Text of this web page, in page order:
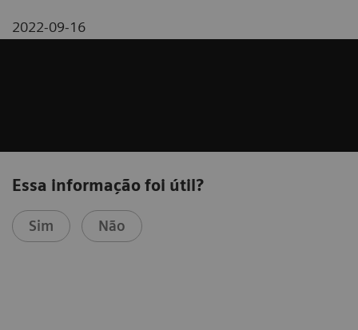
2022-09-16
Essa informação foi útil?
Sim Não